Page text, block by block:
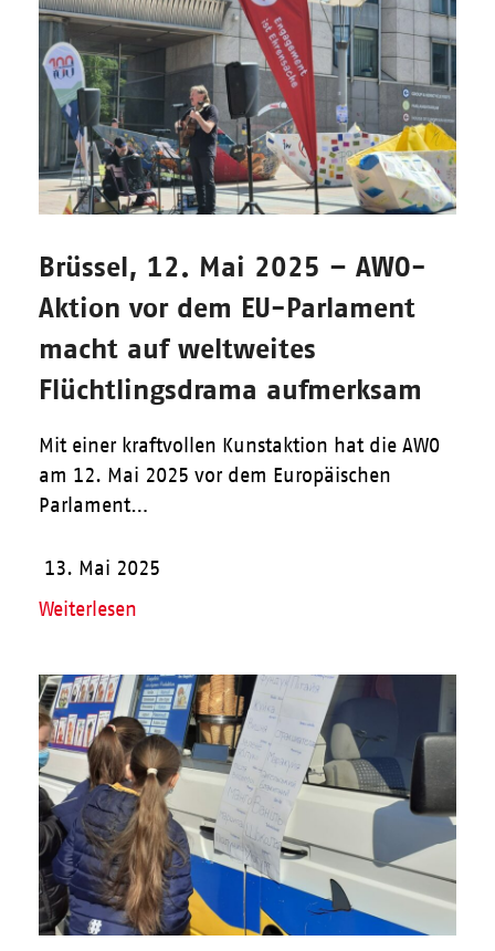
Brüssel, 12. Mai 2025 – AWO-
Aktion vor dem EU-Parlament
macht auf weltweites
Flüchtlingsdrama aufmerksam
Mit einer kraftvollen Kunstaktion hat die AWO
am 12. Mai 2025 vor dem Europäischen
Parlament…
13. Mai 2025
Weiterlesen